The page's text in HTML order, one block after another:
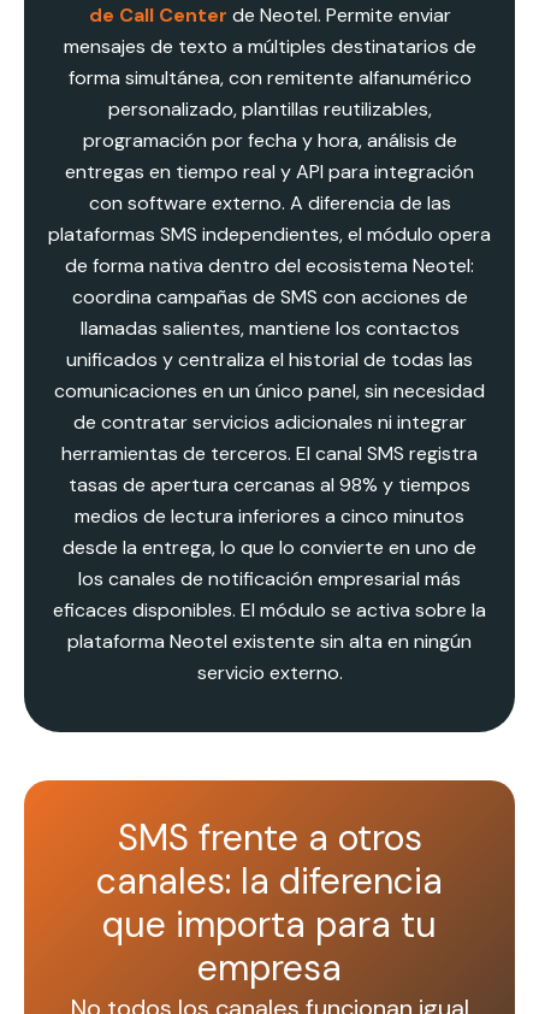
de Call Center de Neotel. Permite enviar
mensajes de texto a múltiples destinatarios de
forma simultánea, con remitente alfanumérico
personalizado, plantillas reutilizables,
programación por fecha y hora, análisis de
entregas en tiempo real y API para integración
con software externo. A diferencia de las
plataformas SMS independientes, el módulo opera
de forma nativa dentro del ecosistema Neotel:
coordina campañas de SMS con acciones de
llamadas salientes, mantiene los contactos
unificados y centraliza el historial de todas las
comunicaciones en un único panel, sin necesidad
de contratar servicios adicionales ni integrar
herramientas de terceros. El canal SMS registra
tasas de apertura cercanas al 98% y tiempos
medios de lectura inferiores a cinco minutos
desde la entrega, lo que lo convierte en uno de
los canales de notificación empresarial más
eficaces disponibles. El módulo se activa sobre la
plataforma Neotel existente sin alta en ningún
servicio externo.
SMS frente a otros
canales: la diferencia
que importa para tu
empresa
No todos los canales funcionan igual